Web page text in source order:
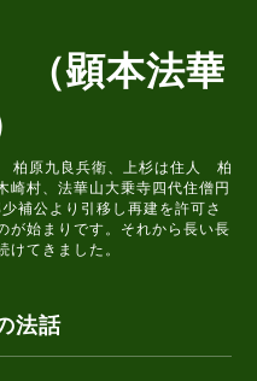
（顕本法華
原九良兵衛、上杉は住人 柏
崎村、法華山大乗寺四代住僧円
補公より引移し再建を許可さ
が始まりです。それから長い長
けてきました。
法話